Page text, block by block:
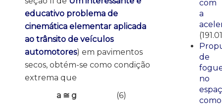
educativo problema de
cinemática elementar aplicada
ao trânsito de veículos
automotores) em pavimentos
secos, obtém-se como condição
extrema que
a ≅ g (6)
com
a
de
no
como